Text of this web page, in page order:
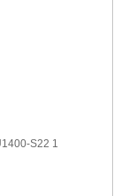
S22 1